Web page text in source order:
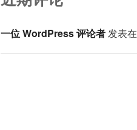
一位 WordPress 评论者发表在